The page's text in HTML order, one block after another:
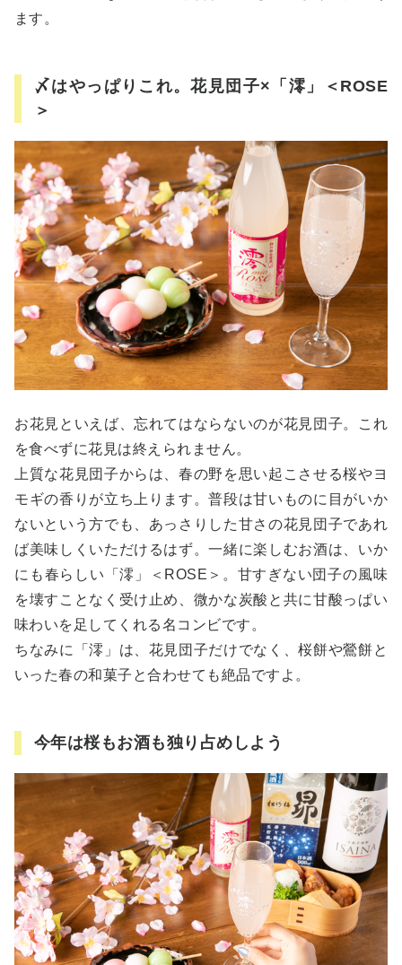
ます。
〆はやっぱりこれ。花見団子×「澪」＜ROSE
＞
お花見といえば、忘れてはならないのが花見団子。これ
を食べずに花見は終えられません。
上質な花見団子からは、春の野を思い起こさせる桜やヨ
モギの香りが立ち上ります。普段は甘いものに目がいか
ないという方でも、あっさりした甘さの花見団子であれ
ば美味しくいただけるはず。一緒に楽しむお酒は、いか
にも春らしい「澪」＜ROSE＞。甘すぎない団子の風味
を壊すことなく受け止め、微かな炭酸と共に甘酸っぱい
味わいを足してくれる名コンビです。
ちなみに「澪」は、花見団子だけでなく、桜餅や鶯餅と
いった春の和菓子と合わせても絶品ですよ。
今年は桜もお酒も独り占めしよう